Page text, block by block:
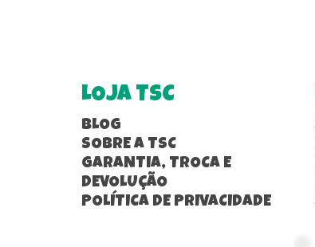
LOJA TSC
BLOG
SOBRE A TSC
GARANTIA, TROCA E
DEVOLUÇÃO
POLÍTICA DE PRIVACIDADE